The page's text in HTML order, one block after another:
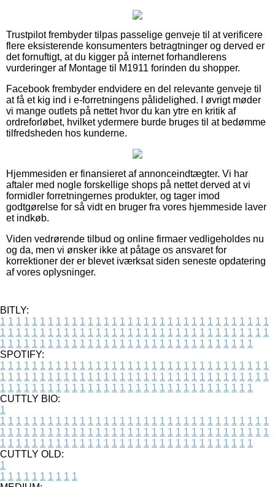
Trustpilot frembyder tilpas passelige genveje til at verificere
flere eksisterende konsumenters betragtninger og derved er
det fornuftigt, at du kigger på internet forhandlerens
vurderinger af Montage til M1911 forinden du shopper.
Facebook frembyder endvidere en del relevante genveje til
at få et kig ind i e-forretningens pålidelighed. I øvrigt møder
vi mange outlets på nettet hvor du kan ytre en kritik af
ordreforløbet, hvilket ydermere burde bruges til at bedømme
tilfredsheden hos kunderne.
Hjemmesiden er finansieret af annonceindtægter. Vi har
aftaler med nogle forskellige shops på nettet derved at vi
formidler forretningernes produkter, og tager imod
godtgørelse for så vidt en bruger fra vores hjemmeside laver
et indkøb.
Viden vedrørende tilbud og online firmaer vedligeholdes nu
og da, men vi ønsker ikke at påtage os ansvaret for
korrektioner der er blevet iværksat siden seneste opdatering
af vores oplysninger.
BITLY:
1 1 1 1 1 1 1 1 1 1 1 1 1 1 1 1 1 1 1 1 1 1 1 1 1 1 1 1 1 1 1 1 1 1
1 1 1 1 1 1 1 1 1 1 1 1 1 1 1 1 1 1 1 1 1 1 1 1 1 1 1 1 1 1 1 1 1 1
1 1 1 1 1 1 1 1 1 1 1 1 1 1 1 1 1 1 1 1 1 1 1 1 1 1 1 1 1 1 1 1
SPOTIFY:
1 1 1 1 1 1 1 1 1 1 1 1 1 1 1 1 1 1 1 1 1 1 1 1 1 1 1 1 1 1 1 1 1 1
1 1 1 1 1 1 1 1 1 1 1 1 1 1 1 1 1 1 1 1 1 1 1 1 1 1 1 1 1 1 1 1 1 1
1 1 1 1 1 1 1 1 1 1 1 1 1 1 1 1 1 1 1 1 1 1 1 1 1 1 1 1 1 1 1 1
CUTTLY BIO:
1
1 1 1 1 1 1 1 1 1 1 1 1 1 1 1 1 1 1 1 1 1 1 1 1 1 1 1 1 1 1 1 1 1 1
1 1 1 1 1 1 1 1 1 1 1 1 1 1 1 1 1 1 1 1 1 1 1 1 1 1 1 1 1 1 1 1 1 1
1 1 1 1 1 1 1 1 1 1 1 1 1 1 1 1 1 1 1 1 1 1 1 1 1 1 1 1 1 1 1 1
CUTTLY OLD:
1
1 1 1 1 1 1 1 1 1 1